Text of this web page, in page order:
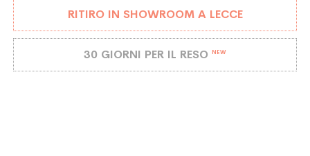
RITIRO IN SHOWROOM A LECCE
30 GIORNI PER IL RESO NEW